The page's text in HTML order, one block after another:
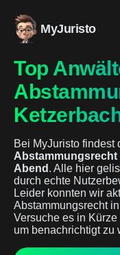
MyJuristo
Top
Bei MyJuristo findest
Abstammungsrecht
Abend . Alle hier
durch echte
Leider konnten wir
Abstammungsrecht
Versuche es in
um benachrichtigt zu